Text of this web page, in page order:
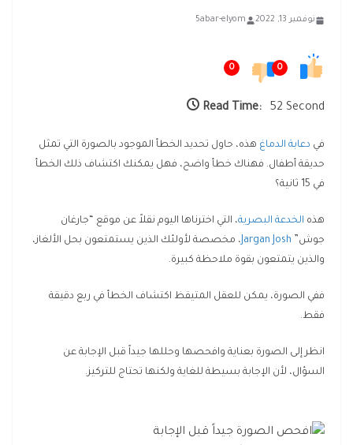
نوفمبر 13, 2022 5abar-elyom
0
0
Read Time: 52 Second
في دعابة الدماغ هذه، حاول تحديد الخطأ الموجود بالصورة التي تمثل
حديقة أطفال. فهناك خطأ واضح، فهل يمكنك اكتشاف ذلك الخطأ
في 15 ثانية؟
هذه الخدعة البصرية، التي اخترناها اليوم نقلاً عن موقع “جارغان
جوش” Jargan Josh، مخصصة لأولئك الذين يستمتعون بحل الألغاز،
والذين يتمتعون بقوة ملاحظة كبيرة.
ففي الصورة، يمكن للعقل المتيقظ اكتشاف الخطأ في ربع دقيقة
فقط.
انظر إلى الصورة بعناية وافحصها وحللها جيداً قبل الإجابة عن
السؤال، لأن الإجابة بسيطة للغاية ولكنها تحتاج للتركيز.